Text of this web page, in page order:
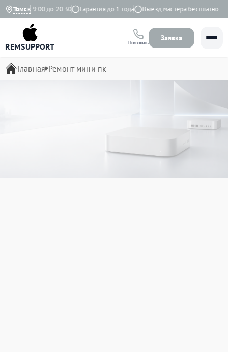
Томск
с 9:00 до 20:30 Гарантия до 1 года Выезд мастера бесплатно
REMSUPPORT Позвонить
Заявка
Главная Ремонт мини пк